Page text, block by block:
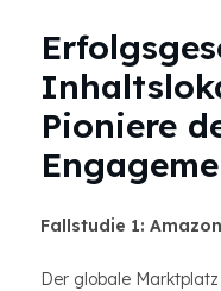
Pioniere
Fallstudie 1: Amazon
Der globale